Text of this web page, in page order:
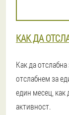
КАК ДА
Как да
отслабнем за
един месец, как
активност.